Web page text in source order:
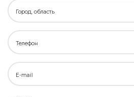
Город, область
Телефон
E-mail